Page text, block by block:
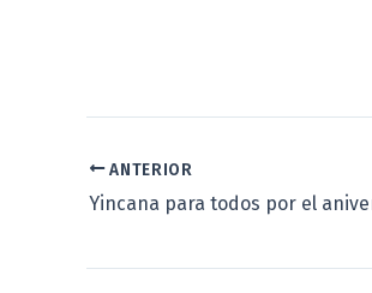
ANTERIOR
Yincana para todos por el